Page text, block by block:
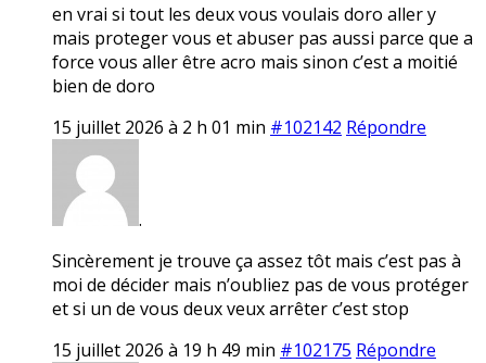
en vrai si tout les deux vous voulais doro aller y
mais proteger vous et abuser pas aussi parce que a
force vous aller être acro mais sinon c’est a moitié
bien de doro
15 juillet 2026 à 2 h 01 min #102142 Répondre
.
Sincèrement je trouve ça assez tôt mais c’est pas à
moi de décider mais n’oubliez pas de vous protéger
et si un de vous deux veux arrêter c’est stop
15 juillet 2026 à 19 h 49 min #102175 Répondre